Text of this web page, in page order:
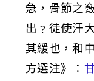
急，骨節之
出﹖徒使汗
其緩也，和
方選注》：